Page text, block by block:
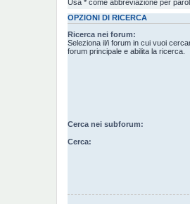
Usa * come abbreviazione per
OPZIONI DI RICERCA
Ricerca nei forum:
Seleziona il/i forum in cui vuoi
forum principale e abilita la ricerca.
Cerca nei subforum:
Cerca: